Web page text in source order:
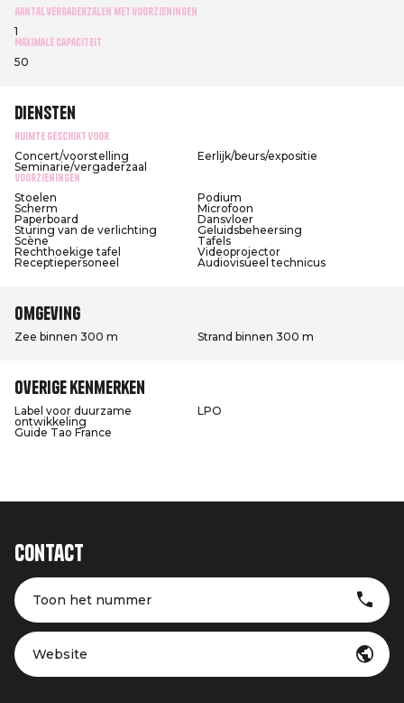
Aantal vergaderzalen met voorzieningen
1
Maximale capaciteit
50
Diensten
Ruimte geschikt voor
Concert/voorstelling
Eerlijk/beurs/expositie
Seminarie/vergaderzaal
Voorzieningen
Stoelen
Podium
Scherm
Microfoon
Paperboard
Dansvloer
Sturing van de verlichting
Geluidsbeheersing
Scène
Tafels
Rechthoekige tafel
Videoprojector
Receptiepersoneel
Audiovisueel technicus
Omgeving
Zee binnen 300 m Strand binnen 300 m
Overige kenmerken
Label voor duurzame
ontwikkeling
LPO
Guide Tao France
Contact
Toon het nummer
Website